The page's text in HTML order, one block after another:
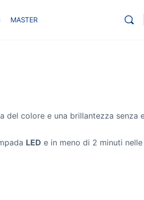
MASTER
del colore e una brillantezza senza
LED e in meno di 2 minuti nelle